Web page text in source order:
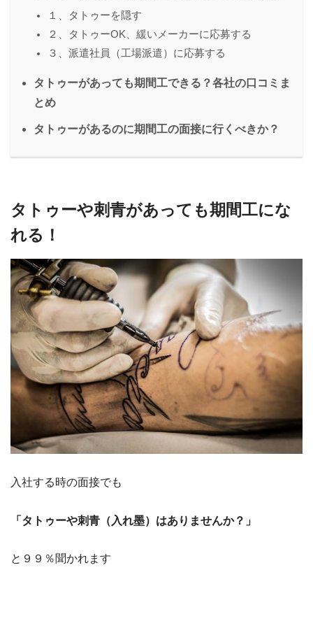
１、タトゥーを隠す
２、タトゥーOK、緩いメーカーに応募する
３、派遣社員（工場派遣）に応募する
タトゥーがあっても期間工できる？各社の口コミま
とめ
タトゥーがあるのに期間工の面接に行くべきか？
タトゥーや刺青があっても期間工にな
れる！
入社する時の面接でも
「タトゥーや刺青（入れ墨）はありませんか？」
と９９％聞かれます